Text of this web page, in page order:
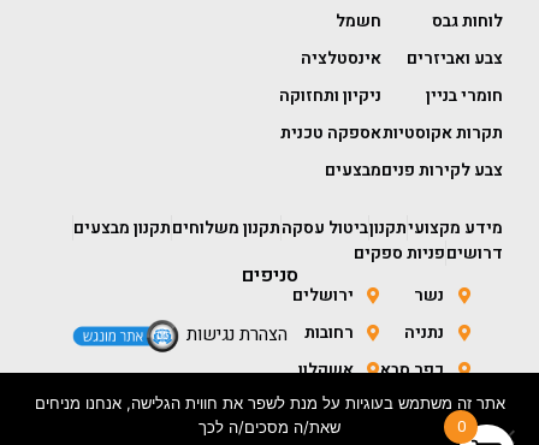
לוחות גבס
צבע ואביזרים
חומרי בניין
תקרות אקוסטיות
צבע לקירות פנים
חשמל
אינסטלציה
ניקיון ותחזוקה
אספקה טכנית
מבצעים
מידע מקצועיתקנוןביטול עסקהתקנון משלוחיםתקנון מבצעים
דרושיםפניות ספקים
סניפים
נשר
נתניה
כפר סבא
חולון
ירושלים
רחובות
אשקלון
באר שבע
הצהרת נגישות
0
אתר זה משתמש בעוגיות על מנת לשפר את חווית הגלישה, אנחנו מניחים
שאת/ה מסכים/ה לכך